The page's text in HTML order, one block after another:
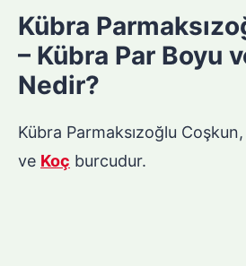
Kübra
– Kübra Par Boyu
Nedir?
Kübra Parmaksızoğlu
ve Koç burcudur.